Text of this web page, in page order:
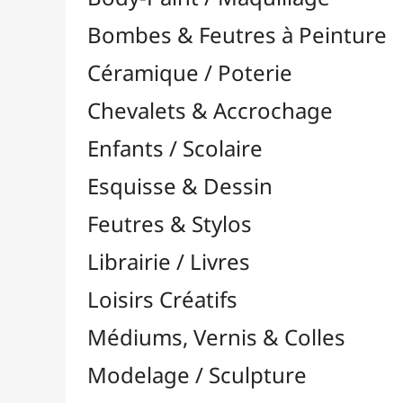
Feutres & Stylos
Librairie / Livres
Loisirs Créatifs
Médiums, Vernis & Colles
Modelage / Sculpture
Peintures / Couleurs
Accessoires
Colour Shapers
Couteaux à Peindre
Éponges
Lampes UV
Mannequins
Nettoyage / Savons